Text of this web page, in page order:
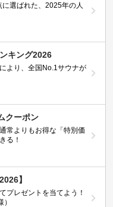
選ばれた、2025年の人
キング2026
より、全国No.1サウナが
クーポン
常よりもお得な「特別価
る！
】
プレゼントを当てよう！